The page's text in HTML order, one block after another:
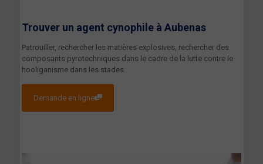
Trouver un agent cynophile àAubenas
Patrouiller, rechercher les matières explosives, rechercher des
composants pyrotechniques dans le cadre de la lutte contre le
hooliganisme dans les stades.
Demande en ligne